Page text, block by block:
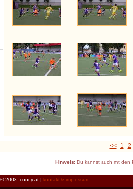
<< 1 2
Hinweis:Du kannst auch mit den
© 2008: conny.at | kontakt & impressum